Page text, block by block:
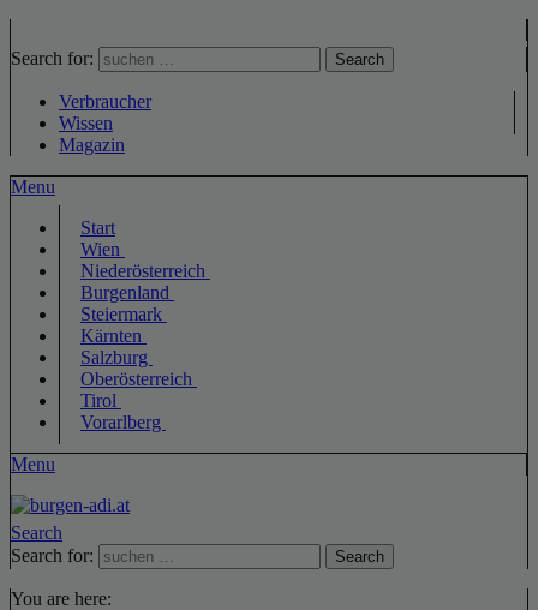
Search for: Search
Verbraucher
Wissen
Magazin
Menu
Start
Wien
Niederösterreich
Burgenland
Steiermark
Kärnten
Salzburg
Oberösterreich
Tirol
Vorarlberg
Menu
Search
Search for:
Search
You are here: